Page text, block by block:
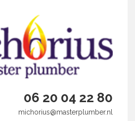
06 20 04 22 80
michorius@masterplumber.nl